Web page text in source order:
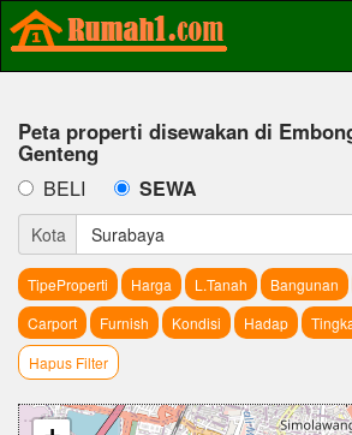
Peta properti disewakan di
Genteng
BELI SEWA
Kota Surabaya
TipeProperti Harga L.Tanah Bangunan
Carport
Furnish Kondisi Hadap
Hapus Filter